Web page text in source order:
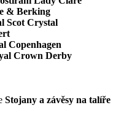
& Berking
Scot Crystal
Copenhagen
Crown Derby
Stojany a závěsy na talíře